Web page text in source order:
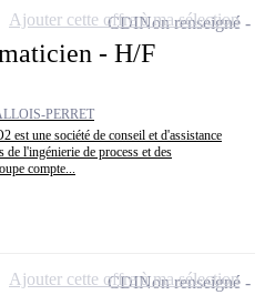
- H/F
PERRET
est une société de conseil et d'assistance
de l'ingénierie de process et des
compte...
CDINon renseigné
Ajouter cette offre à ma sélection
CDINon renseigné
Ajouter cette offre à ma sélection